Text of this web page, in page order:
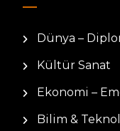
Dünya –
Kültür Sanat
Ekonomi –
Bilim &